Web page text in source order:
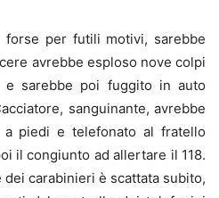
forse per futili motivi, sarebbe
avrebbe esploso nove colpi
e sarebbe poi fuggito in auto
sanguinante, avrebbe
piedi e telefonato al fratello
il congiunto ad allertare il 118.
dei carabinieri è scattata subito,